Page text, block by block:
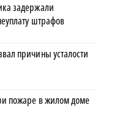
задержали
штрафов
причины усталости
пожаре в жилом доме